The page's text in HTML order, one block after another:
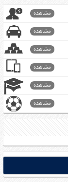
مشاهده
مشاهده
مشاهده
مشاهده
مشاهده
مشاهده